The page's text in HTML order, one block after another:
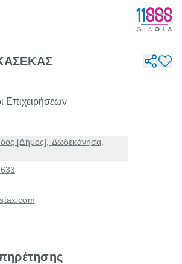
Επιχειρήσεων
[Δήμος], Δωδεκάνησα,